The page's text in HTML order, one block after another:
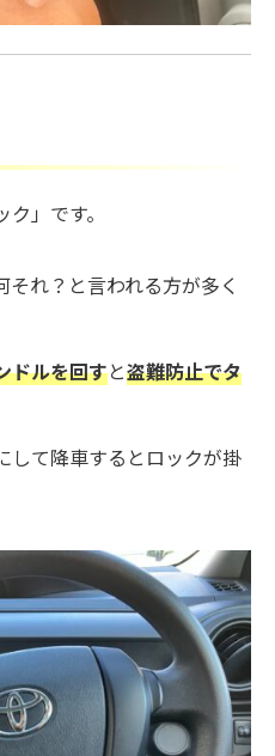
」です。
れ？と言われる方が多く
ドルを回すと盗難防止でタ
して降車するとロックが掛